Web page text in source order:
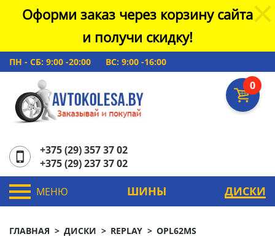
Оформи заказ через корзину сайта
и получи скидку!
ПН - СБ: 9:00 -20:00 ВС: 9:00 -16:00
0
+375 (29) 357 37 02
+375 (29) 237 37 02
МЕНЮ ШИНЫ ДИСКИ
ГЛАВНАЯ ДИСКИ REPLAY OPL62MS